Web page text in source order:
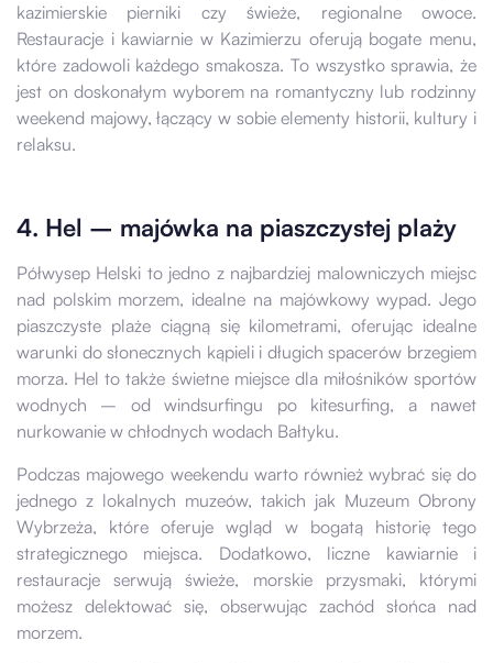
kazimierskie pierniki czy świeże, regionalne owoce.
Restauracje i kawiarnie w Kazimierzu oferują bogate menu,
które zadowoli każdego smakosza. To wszystko sprawia, że
jest on doskonałym wyborem na romantyczny lub rodzinny
weekend majowy, łączący w sobie elementy historii, kultury i
relaksu.
4. Hel – majówka na piaszczystej plaży
Półwysep Helski to jedno z najbardziej malowniczych miejsc
nad polskim morzem, idealne na majówkowy wypad. Jego
piaszczyste plaże ciągną się kilometrami, oferując idealne
warunki do słonecznych kąpieli i długich spacerów brzegiem
morza. Hel to także świetne miejsce dla miłośników sportów
wodnych – od windsurfingu po kitesurfing, a nawet
nurkowanie w chłodnych wodach Bałtyku.
Podczas majowego weekendu warto również wybrać się do
jednego z lokalnych muzeów, takich jak Muzeum Obrony
Wybrzeża, które oferuje wgląd w bogatą historię tego
strategicznego miejsca. Dodatkowo, liczne kawiarnie i
restauracje serwują świeże, morskie przysmaki, którymi
możesz delektować się, obserwując zachód słońca nad
morzem.